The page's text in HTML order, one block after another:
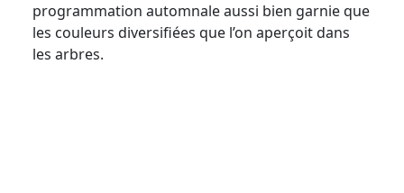
programmation automnale aussi bien garnie que
les couleurs diversifiées que l’on aperçoit dans
les arbres.